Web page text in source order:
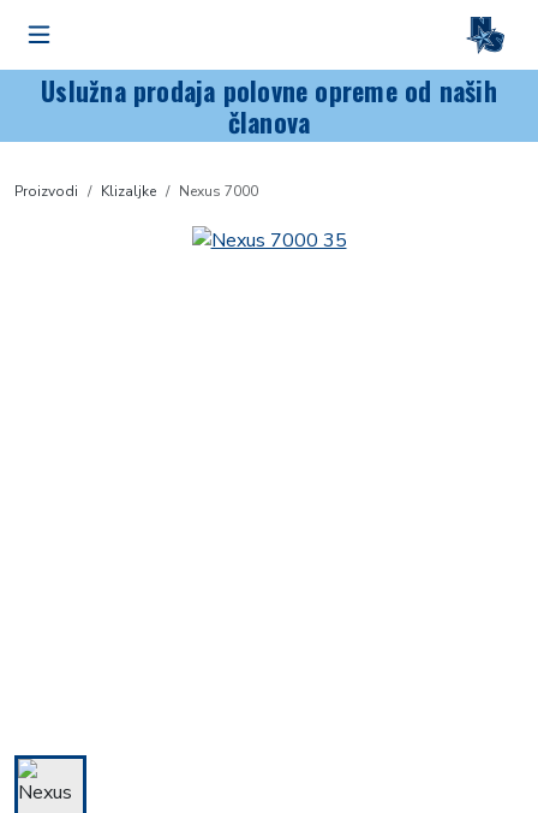
Uslužna prodaja polovne opreme od naših
članova
Proizvodi Klizaljke Nexus 7000